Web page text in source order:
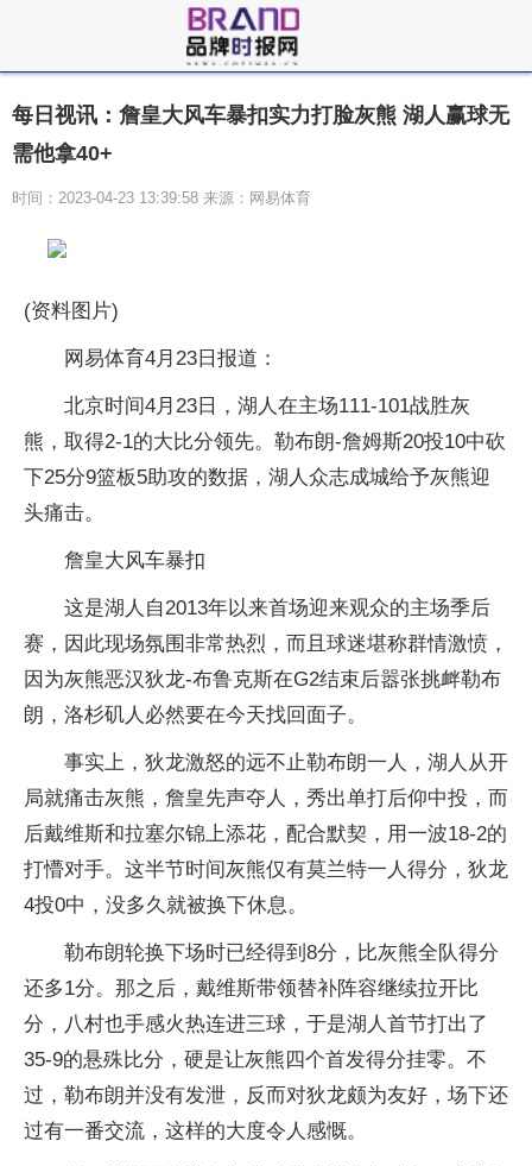
每日视讯：詹皇大风车暴扣实力打脸灰熊 湖人赢球无
需他拿40+
时间：2023-04-23 13:39:58 来源：网易体育
(资料图片)
网易体育4月23日报道：
北京时间4月23日，湖人在主场111-101战胜灰
熊，取得2-1的大比分领先。勒布朗-詹姆斯20投10中砍
下25分9篮板5助攻的数据，湖人众志成城给予灰熊迎
头痛击。
詹皇大风车暴扣
这是湖人自2013年以来首场迎来观众的主场季后
赛，因此现场氛围非常热烈，而且球迷堪称群情激愤，
因为灰熊恶汉狄龙-布鲁克斯在G2结束后嚣张挑衅勒布
朗，洛杉矶人必然要在今天找回面子。
事实上，狄龙激怒的远不止勒布朗一人，湖人从开
局就痛击灰熊，詹皇先声夺人，秀出单打后仰中投，而
后戴维斯和拉塞尔锦上添花，配合默契，用一波18-2的
打懵对手。这半节时间灰熊仅有莫兰特一人得分，狄龙
4投0中，没多久就被换下休息。
勒布朗轮换下场时已经得到8分，比灰熊全队得分
还多1分。那之后，戴维斯带领替补阵容继续拉开比
分，八村也手感火热连进三球，于是湖人首节打出了
35-9的悬殊比分，硬是让灰熊四个首发得分挂零。不
过，勒布朗并没有发泄，反而对狄龙颇为友好，场下还
过有一番交流，这样的大度令人感慨。